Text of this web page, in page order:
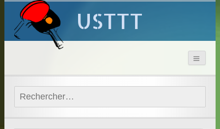
USTTT
Rechercher :